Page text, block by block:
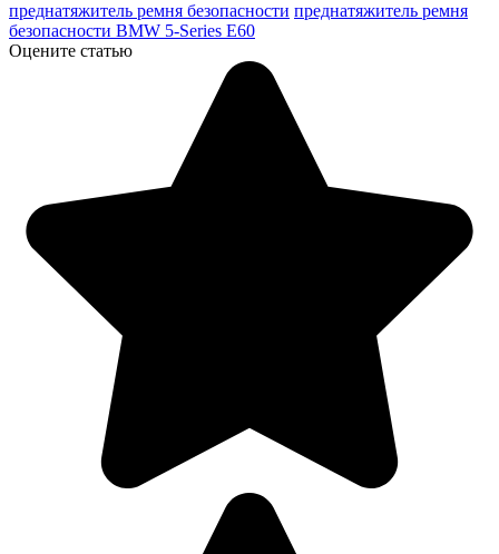
преднатяжитель ремня безопасности преднатяжитель ремня
безопасности BMW 5-Series E60
Оцените статью